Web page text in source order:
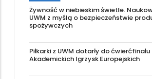
Żywność w niebieskim świetle.
UWM z myślą o bezpieczeństwie
spożywczych
Piłkarki z UWM dotarły do ćwierćfinału
Akademickich Igrzysk Europejskich